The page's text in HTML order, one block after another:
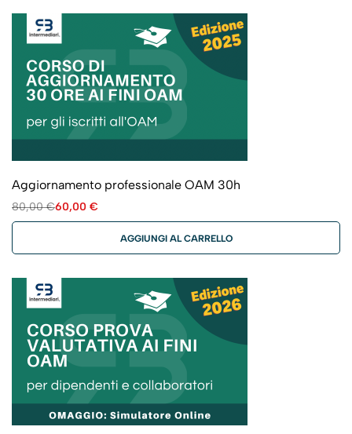
Aggiornamento professionale OAM 30h
80,00€60,00 €
AGGIUNGI AL CARRELLO